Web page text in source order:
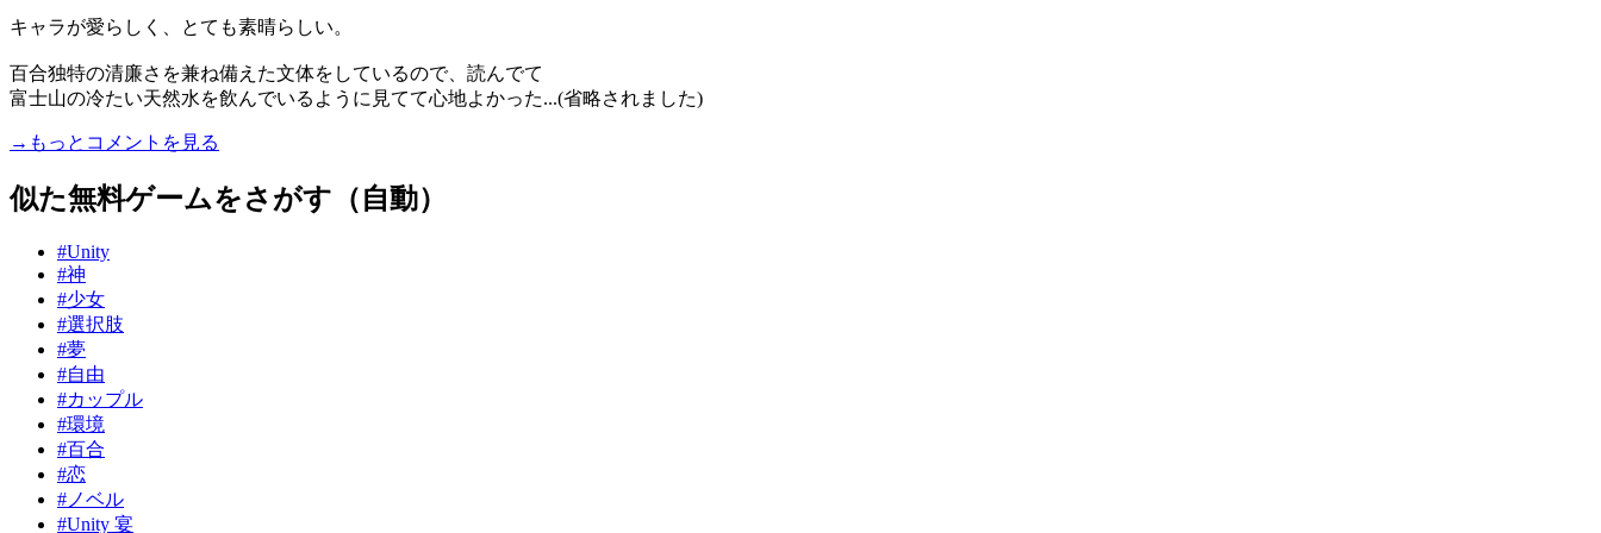
キャラが愛らしく、とても素晴らしい。
百合独特の清廉さを兼ね備えた文体をしているので、読んでて
富士山の冷たい天然水を飲んでいるように見てて心地よかった...(省略されました)
→もっとコメントを見る
似た無料ゲームをさがす（自動）
#Unity
#神
#少女
#選択肢
#夢
#自由
#カップル
#環境
#百合
#恋
#ノベル
#Unity 宴